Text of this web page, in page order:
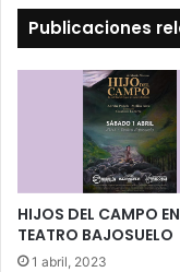
Publicaciones
HIJOS DEL CAMPO EN
TEATRO BAJOSUELO
1 abril, 2023